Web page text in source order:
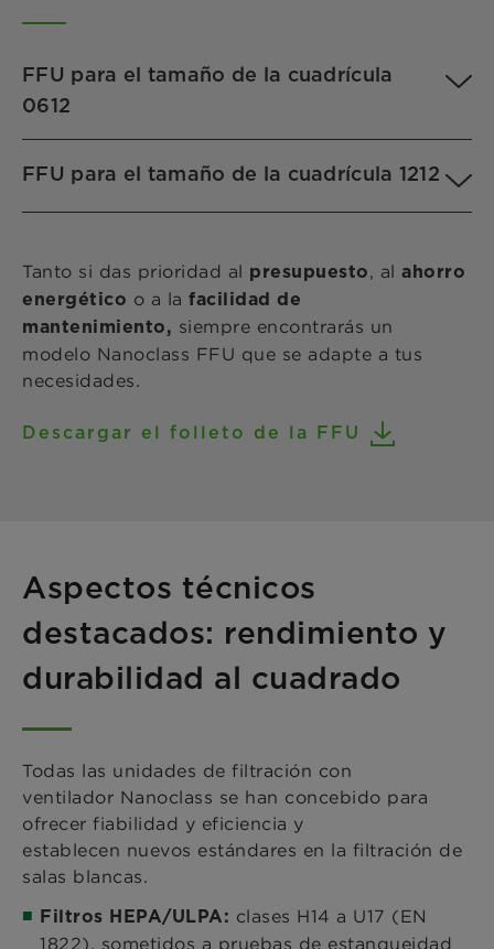
FFU para el tamaño de la cuadrícula
0612
FFU para el tamaño de la cuadrícula 1212
Tanto si das prioridad al presupuesto, al ahorro
energético o a la facilidad de
mantenimiento, siempre encontrarás un
modelo Nanoclass FFU que se adapte a tus
necesidades.
Descargar el folleto de la FFU
Aspectos técnicos
destacados: rendimiento y
durabilidad al cuadrado
Todas las unidades de filtración con
ventilador Nanoclass se han concebido para
ofrecer fiabilidad y eficiencia y
establecen nuevos estándares en la filtración de
salas blancas.
Filtros HEPA/ULPA: clases H14 a U17 (EN
1822), sometidos a pruebas de estanqueidad